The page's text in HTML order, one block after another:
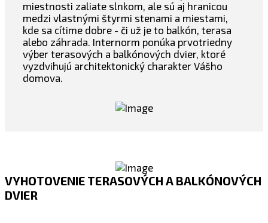
miestnosti zaliate slnkom, ale sú aj hranicou
medzi vlastnými štyrmi stenami a miestami,
kde sa cítime dobre - či už je to balkón, terasa
alebo záhrada. Internorm ponúka prvotriedny
výber terasových a balkónových dvier, ktoré
vyzdvihujú architektonický charakter Vášho
domova.
VYHOTOVENIE TERASOVÝCH A BALKÓNOVÝCH
DVIER